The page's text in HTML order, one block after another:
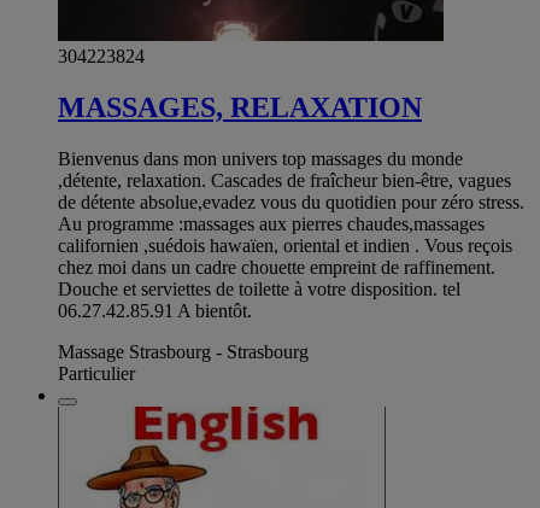
304223824
MASSAGES, RELAXATION
Bienvenus dans mon univers top massages du monde
,détente, relaxation. Cascades de fraîcheur bien-être, vagues
de détente absolue,evadez vous du quotidien pour zéro stress.
Au programme :massages aux pierres chaudes,massages
californien ,suédois hawaïen, oriental et indien . Vous reçois
chez moi dans un cadre chouette empreint de raffinement.
Douche et serviettes de toilette à votre disposition. tel
06.27.42.85.91 A bientôt.
Massage Strasbourg - Strasbourg
Particulier